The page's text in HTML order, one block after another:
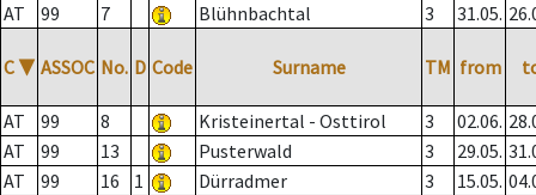
AT
99 7 Blühnbachtal 3 31.05.
C ▼ ASSOC No. D Code Surname TM from
AT 99 8 Kristeinertal - Osttirol 3 02.06.
AT
99 13 Pusterwald 3 29.05.
AT
99 16 1 Dürradmer 3 15.05.